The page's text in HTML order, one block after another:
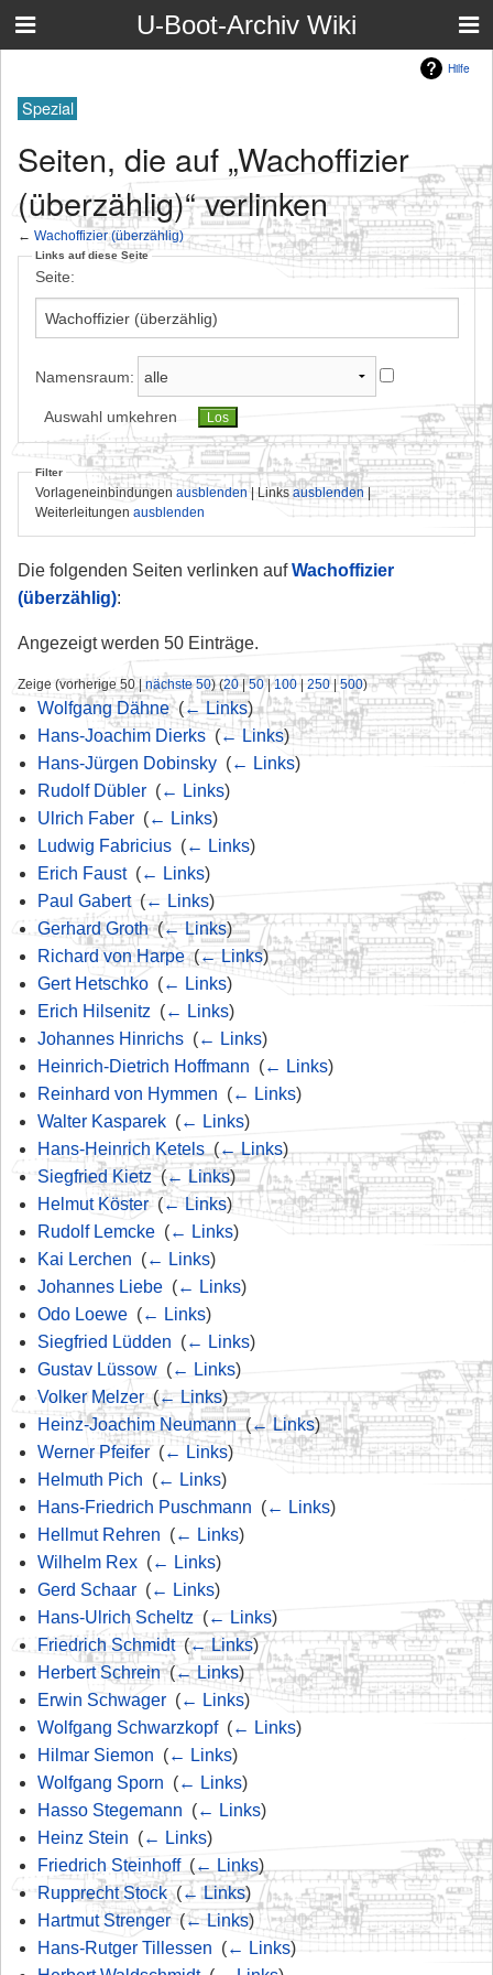
U-Boot-Archiv Wiki
Hilfe
Spezial
Seiten, die auf „Wachoffizier
(überzählig)“ verlinken
← Wachoffizier (überzählig)
Links auf diese Seite
Seite:
Namensraum:
Auswahl umkehren
Filter
Vorlageneinbindungen ausblenden| Linksausblenden|
Weiterleitungen ausblenden
Die folgenden Seiten verlinken aufWachoffizier
(überzählig):
Angezeigt werden 50 Einträge.
Zeige (vorherige 50 | nächste 50) (20|50|100| 250|500)
Wolfgang Dähne‎(← Links)
Hans-Joachim Dierks‎ (← Links)
Hans-Jürgen Dobinsky‎ (← Links)
Rudolf Dübler‎ (← Links)
Ulrich Faber‎ (← Links)
Ludwig Fabricius‎ (← Links)
Erich Faust‎ (← Links)
Paul Gabert‎ (← Links)
Gerhard Groth‎(← Links)
Richard von Harpe‎(← Links)
Gert Hetschko‎ (← Links)
Erich Hilsenitz (← Links)
Johannes Hinrichs‎ (← Links)
Heinrich-Dietrich Hoffmann (← Links)
Reinhard von Hymmen (← Links)
Walter Kasparek‎ (← Links)
Hans-Heinrich Ketels‎ (← Links)
Siegfried Kietz‎(← Links)
Helmut Köster‎ (← Links)
Rudolf Lemcke‎ (← Links)
Kai Lerchen (← Links)
Johannes Liebe‎ (← Links)
Odo Loewe‎ (← Links)
Siegfried Lüdden (← Links)
Gustav Lüssow‎ (← Links)
Volker Melzer‎(← Links)
Heinz-Joachim Neumann‎(← Links)
Werner Pfeifer‎ (← Links)
Helmuth Pich (← Links)
Hans-Friedrich Puschmann (← Links)
Hellmut Rehren (← Links)
Wilhelm Rex‎ (← Links)
Gerd Schaar‎ (← Links)
Hans-Ulrich Scheltz (← Links)
Friedrich Schmidt‎(← Links)
Herbert Schrein‎(← Links)
Erwin Schwager‎ (← Links)
Wolfgang Schwarzkopf‎ (← Links)
Hilmar Siemon (← Links)
Wolfgang Sporn (← Links)
Hasso Stegemann (← Links)
Heinz Stein (← Links)
Friedrich Steinhoff‎ (← Links)
Rupprecht Stock‎(← Links)
Hartmut Strenger‎(← Links)
Hans-Rutger Tillessen (← Links)